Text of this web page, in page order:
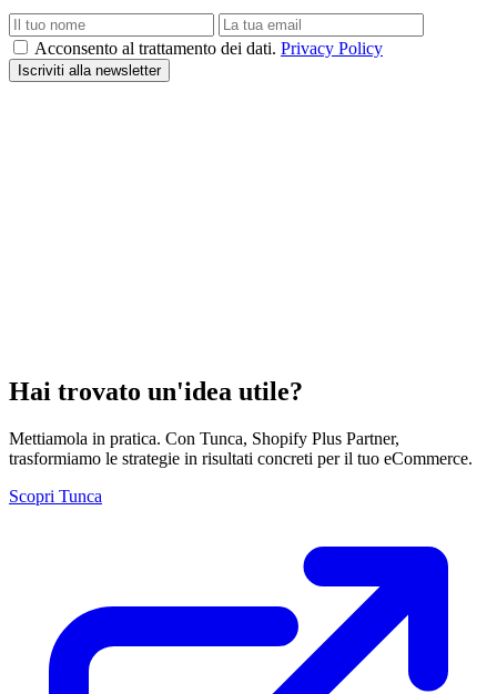
Acconsento al trattamento dei dati. Privacy Policy
Iscriviti alla newsletter
Hai trovato un'idea utile?
Mettiamola in pratica. Con Tunca, Shopify Plus Partner,
trasformiamo le strategie in risultati concreti per il tuo eCommerce.
Scopri Tunca